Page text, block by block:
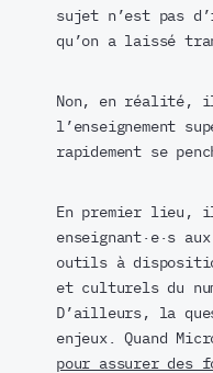
sujet n’est pas
qu’on a laissé
Non, en réalité, il
l’enseignement
rapidement se
En premier lieu,
enseignant·e·s
outils à
et culturels du
D’ailleurs, la
enjeux. Quand
pour assurer des